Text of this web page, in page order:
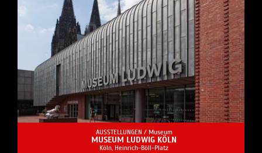
AUSSTELLUNGEN / Museum
MUSEUM LUDWIG KÖLN
Köln, Hein­rich-Böll-Platz